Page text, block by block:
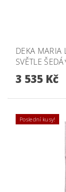
DEKA MARIA
SVĚTLE
3 535 Kč
Poslední kusy!